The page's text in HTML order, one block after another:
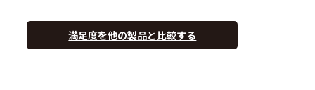
満足度を他の製品と比較する